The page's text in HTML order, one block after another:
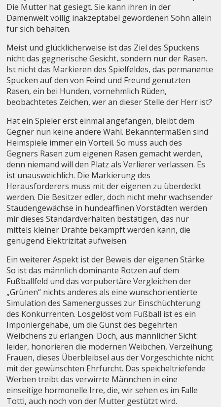
Die Mutter hat gesiegt. Sie kann ihren in der
Damenwelt völlig inakzeptabel gewordenen Sohn allein
für sich behalten.
Meist und glücklicherweise ist das Ziel des Spuckens
nicht das gegnerische Gesicht, sondern nur der Rasen.
Ist nicht das Markieren des Spielfeldes, das permanente
Spucken auf den von Feind und Freund genutzten
Rasen, ein bei Hunden, vornehmlich Rüden,
beobachtetes Zeichen, wer an dieser Stelle der Herr ist?
Hat ein Spieler erst einmal angefangen, bleibt dem
Gegner nun keine andere Wahl. Bekanntermaßen sind
Heimspiele immer ein Vorteil. So muss auch des
Gegners Rasen zum eigenen Rasen gemacht werden,
denn niemand will den Platz als Verlierer verlassen. Es
ist unausweichlich. Die Markierung des
Herausforderers muss mit der eigenen zu überdeckt
werden. Die Besitzer edler, doch nicht mehr wachsender
Staudengewächse in hundeaffinen Vorstädten werden
mir dieses Standardverhalten bestätigen, das nur
mittels kleiner Drähte bekämpft werden kann, die
genügend Elektrizität aufweisen.
Ein weiterer Aspekt ist der Beweis der eigenen Stärke.
So ist das männlich dominante Rotzen auf dem
Fußballfeld und das vorpubertäre Vergleichen der
„Grünen“ nichts anderes als eine wunschorientierte
Simulation des Samenergusses zur Einschüchterung
des Konkurrenten. Losgelöst vom Fußball ist es ein
Imponiergehabe, um die Gunst des begehrten
Weibchens zu erlangen. Doch, aus männlicher Sicht:
leider, honorieren die modernen Weibchen, Verzeihung:
Frauen, dieses Überbleibsel aus der Vorgeschichte nicht
mit der gewünschten Ehrfurcht. Das speicheltriefende
Werben treibt das verwirrte Männchen in eine
einseitige hormonelle Irre, die, wir sehen es im Falle
Totti, auch noch von der Mutter gestützt wird.